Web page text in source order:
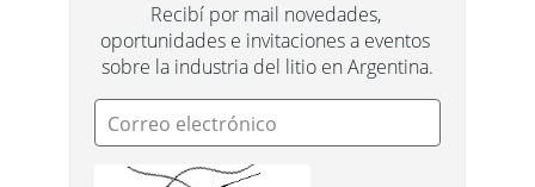
Recibí por mail novedades,
oportunidades e invitaciones a eventos
sobre la industria del litio en Argentina.
Correo electrónico